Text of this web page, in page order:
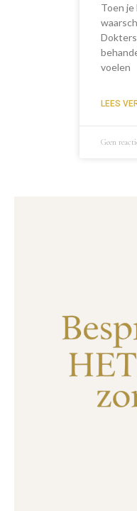
Toen je
voelen
LEES
Geen